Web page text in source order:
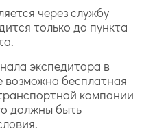
через службу
только до пункта
экспедитора в
возможна бесплатная
компании
должны быть